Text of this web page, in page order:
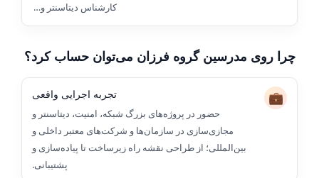
کارشناس دیتاسنتر و…
چرا روی مدرسین گروه فرزان می‌توان حساب کرد؟
💼 تجربه اجرایی واقعی
حضور در پروژه‌های بزرگ شبکه، امنیت، دیتاسنتر و
مجازی‌سازی در سازمان‌ها و شرکت‌های معتبر داخلی و
بین‌المللی؛ از طراحی نقشه راه زیرساخت تا پیاده‌سازی و
پشتیبانی.